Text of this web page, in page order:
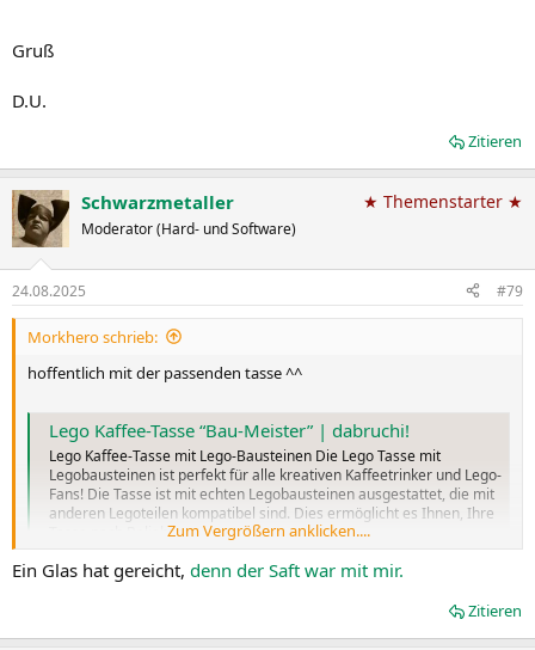
Gruß
D.U.
Zitieren
Schwarzmetaller
Moderator (Hard- und Software)
★ Themenstarter ★
24.08.2025 #79
Morkhero schrieb:
hoffentlich mit der passenden tasse ^^
Lego Kaffee-Tasse “Bau-Meister” | dabruchi!
Lego Kaffee-Tasse mit Lego-Bausteinen Die Lego Tasse mit
Legobausteinen ist perfekt für alle kreativen Kaffeetrinker und Lego-
Fans! Die Tasse ist mit echten Legobausteinen ausgestattet, die mit
anderen Legoteilen kompatibel sind. Dies ermöglicht es Ihnen, Ihre
Tasse nach Belieben zu gestalten...
dabruchi.ch
Zum Vergrößern anklicken....
Ein Glas hat gereicht, denn der Saft war mit mir.
Zitieren